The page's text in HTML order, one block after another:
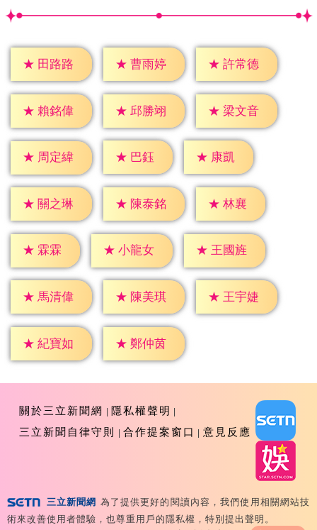
★ 田路路 ★ 曹雨婷 ★ 許常德
★ 賴銘偉 ★ 邱勝翊 ★ 梁文音
★ 周定緯 ★ 巴鈺 ★ 康凱
★ 關之琳 ★ 陳泰銘 ★ 林襄
★ 霖霖 ★ 小龍女 ★ 王國旌
★ 馬清偉 ★ 陳美琪 ★ 王宇婕
★ 紀寶如 ★ 鄭仲茵
關於三立新聞網
隱私權聲明
三立新聞自律守則
合作提案窗口 意見反應
Copyright ©2026 Sanlih E-Television All Rights
Reserved 版權所有 盜用必究 台北市內湖區舊宗路一段159
三立新聞網 為了提供更好的閱讀內容，我們使用相關網站技
術來改善使用者體驗，也尊重用戶的隱私權，特別提出聲明。